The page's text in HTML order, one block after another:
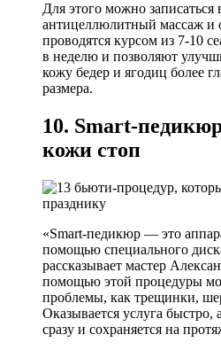
Для этого можно записаться
антицеллюлитный массаж и
проводятся курсом из 7-10
в неделю и позволяют
кожу бедер и ягодиц более
размера.
10. Smart-
кожи стоп
«Smart-педикюр — это
помощью специального
рассказывает мастер
помощью этой процедуры
проблемы, как трещинки,
Оказывается услуга быстро,
сразу и сохраняется на